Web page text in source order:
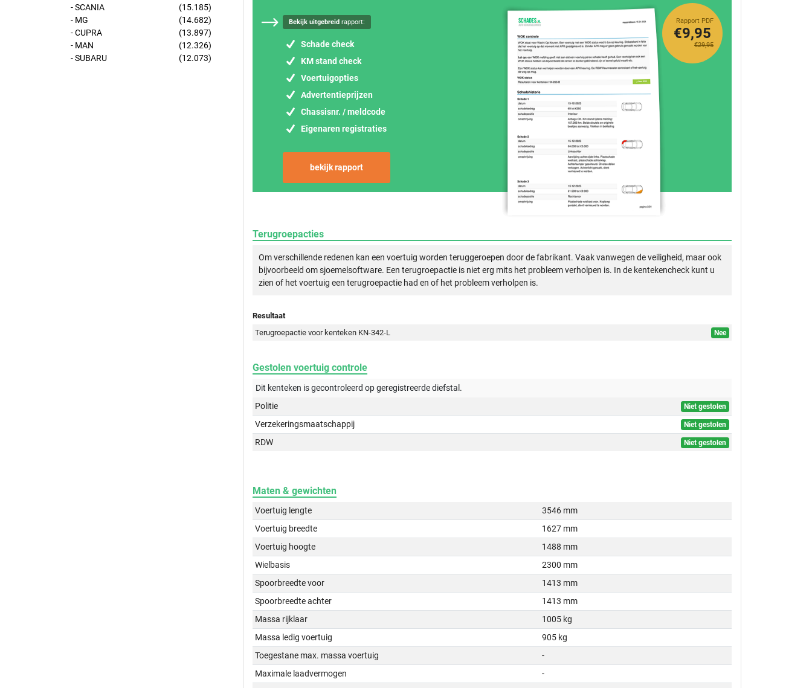
- SCANIA
(15.185)
- MG
(14.682)
- CUPRA
(13.897)
- MAN
(12.326)
- SUBARU
(12.073)
Bekijk uitgebreid rapport:
Schade check
KM stand check
Voertuigopties
Advertentieprijzen
Chassisnr. / meldcode
Eigenaren registraties
bekijk rapport
Rapport PDF
€29,95
€9,95
Terugroepacties
Om verschillende redenen kan een voertuig worden teruggeroepen door de fabrikant. Vaak vanwegen de veiligheid, maar ook
bijvoorbeeld om sjoemelsoftware. Een terugroepactie is niet erg mits het probleem verholpen is. In de kentekencheck kunt u
zien of het voertuig een terugroepactie had en of het probleem verholpen is.
Resultaat
Terugroepactie voor kenteken KN-342-L
Nee
Gestolen voertuig controle
Dit kenteken is gecontroleerd opgeregistreerdediefstal.
Politie
Niet gestolen
Verzekeringsmaatschappij Niet gestolen
RDW Niet gestolen
Maten & gewichten
Voertuig lengte
3546 mm
Voertuig breedte
1627 mm
Voertuig hoogte
1488 mm
Wielbasis
2300 mm
Spoorbreedte voor
1413 mm
Spoorbreedte achter
1413 mm
Massa rijklaar
1005 kg
Massa ledig voertuig
905 kg
Toegestane max. massa voertuig
-
Maximale laadvermogen
-